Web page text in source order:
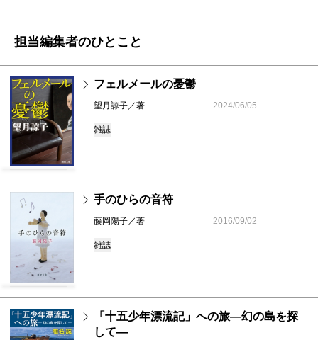
担当編集者のひとこと
フェルメールの憂鬱
望月諒子／著 2024/06/05
雑誌
手のひらの音符
藤岡陽子／著 2016/09/02
雑誌
「十五少年漂流記」への旅―幻の島を探
して―